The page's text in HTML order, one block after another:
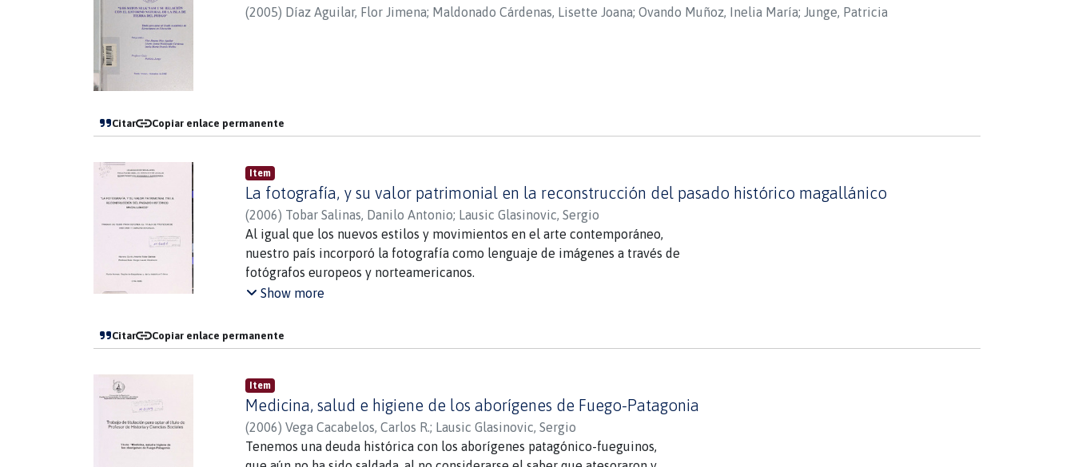
(2005) Díaz Aguilar, Flor Jimena; Maldonado Cárdenas, Lisette Joana; Ovando Muñoz, Inelia María; Junge, Patricia
Citar Copiar enlace permanente
Item
La fotografía, y su valor patrimonial en la reconstrucción del pasado histórico magallánico
(2006) Tobar Salinas, Danilo Antonio; Lausic Glasinovic, Sergio
Al igual que los nuevos estilos y movimientos en el arte contemporáneo,
nuestro país incorporó la fotografía como lenguaje de imágenes a través de
fotógrafos europeos y norteamericanos.
Este nuevo soporte abrió un campo para retratar nuestra historia y con el pasar
El presente trabajo de tesis, no pretende otra cosa que el descubrir cuáles
fueron los precursores de la fotografía en Chile y el cómo se masificó en sus
diversas temáticas de trabajo, con énfasis especial en la fotografía de la
Magallania (la prensa o el arte). La metodología utilizada corresponde a un
estudio de t ipo exploratorio en el marco de la investigación cual itativa.
Chile no cuenta con un acervo de material impreso que relate la historia, de la
llegada de la fotografía a nuestro país, escaso son los registros que hablan de
Show more
Citar Copiar enlace permanente
Item
Medicina, salud e higiene de los aborígenes de Fuego-Patagonia
(2006) Vega Cacabelos, Carlos R.; Lausic Glasinovic, Sergio
Tenemos una deuda histórica con los aborígenes patagónico-fueguinos,